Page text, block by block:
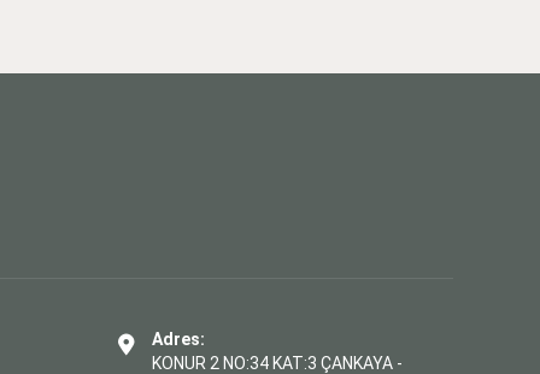
Adres:
KONUR 2 NO:34 KAT:3 ÇANKAYA -